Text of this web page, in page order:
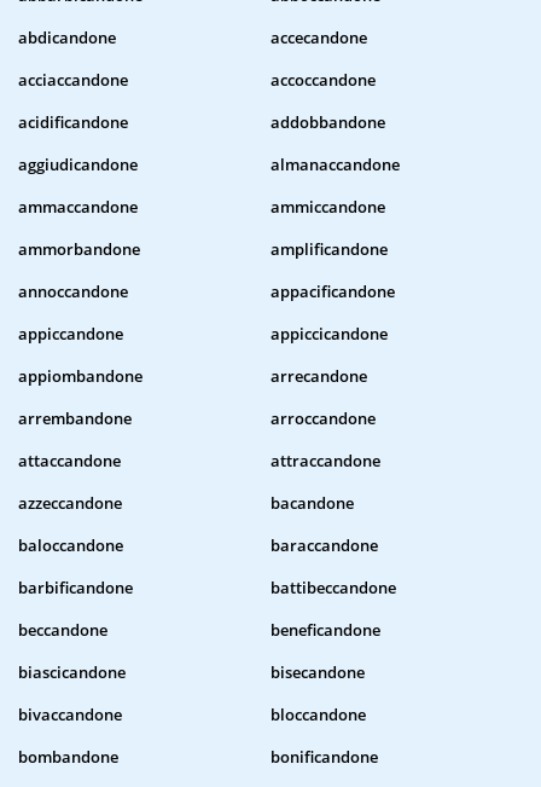
abdicandone
accecandone
acciaccandone
accoccandone
acidificandone
addobbandone
aggiudicandone
almanaccandone
ammaccandone
ammiccandone
ammorbandone
amplificandone
annoccandone
appacificandone
appiccandone
appiccicandone
appiombandone
arrecandone
arrembandone
arroccandone
attaccandone
attraccandone
azzeccandone
bacandone
baloccandone
baraccandone
barbificandone
battibeccandone
beccandone
beneficandone
biascicandone
bisecandone
bivaccandone
bloccandone
bombandone
bonificandone